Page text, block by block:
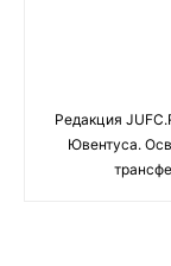
Редакция
Ювентуса.